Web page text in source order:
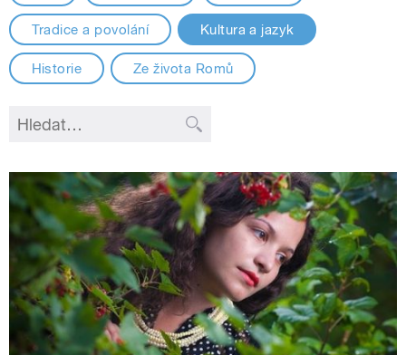
Tradice a povolání Kultura a jazyk
Historie Ze života Romů